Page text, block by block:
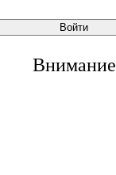
Войти
Внимание